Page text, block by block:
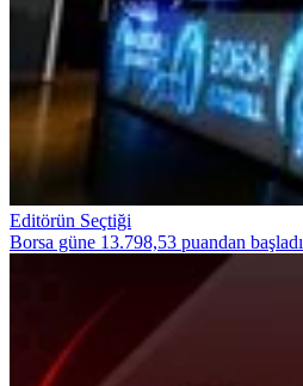
Editörün Seçtiği
Borsa güne 13.798,53 puandan başladı